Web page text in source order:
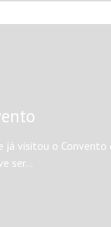
já visitou o Convento
ser…